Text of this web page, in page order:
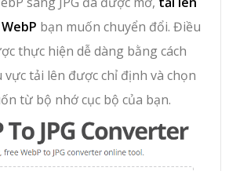
bạn muốn chuyển đổi. Điều
thực hiện dễ dàng bằng cách
vực tải lên được chỉ định và chọn
từ bộ nhớ cục bộ của bạn.